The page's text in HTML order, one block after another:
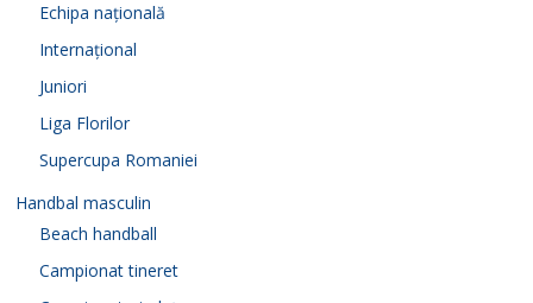
Echipa națională
Internațional
Juniori
Liga Florilor
Supercupa Romaniei
Handbal masculin
Beach handball
Campionat tineret